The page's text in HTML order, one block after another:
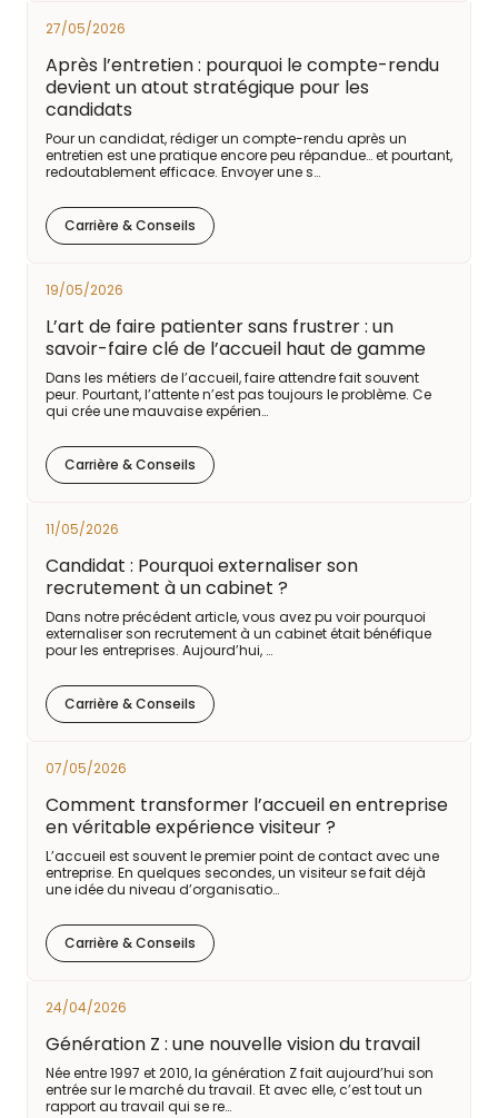
27/05/2026
Après l’entretien : pourquoi le compte-rendu
devient un atout stratégique pour les
candidats
Pour un candidat, rédiger un compte-rendu après un
entretien est une pratique encore peu répandue… et pourtant,
redoutablement efficace. Envoyer une s…
Carrière & Conseils
19/05/2026
L’art de faire patienter sans frustrer : un
savoir-faire clé de l’accueil haut de gamme
Dans les métiers de l’accueil, faire attendre fait souvent
peur. Pourtant, l’attente n’est pas toujours le problème. Ce
qui crée une mauvaise expérien…
Carrière & Conseils
11/05/2026
Candidat : Pourquoi externaliser son
recrutement à un cabinet ?
Dans notre précédent article, vous avez pu voir pourquoi
externaliser son recrutement à un cabinet était bénéfique
pour les entreprises. Aujourd’hui, …
Carrière & Conseils
07/05/2026
Comment transformer l’accueil en entreprise
en véritable expérience visiteur ?
L’accueil est souvent le premier point de contact avec une
entreprise. En quelques secondes, un visiteur se fait déjà
une idée du niveau d’organisatio…
Carrière & Conseils
24/04/2026
Génération Z : une nouvelle vision du travail
Née entre 1997 et 2010, la génération Z fait aujourd’hui son
entrée sur le marché du travail. Et avec elle, c’est tout un
rapport au travail qui se re…